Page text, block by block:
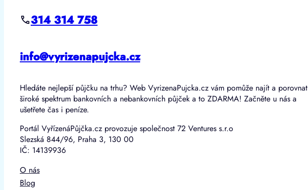
314 314 758
info@vyrizenapujcka.cz
Hledáte nejlepší půjčku na trhu? Web VyrizenaPujcka.cz vám pomůže najít a porovnat
široké spektrum bankovních a nebankovních půjček a to ZDARMA! Začněte u nás a
ušetřete čas i peníze.
Portál VyřízenáPůjčka.cz provozuje společnost 72 Ventures s.r.o
Slezská 844/96, Praha 3, 130 00
IČ: 14139936
O nás
Blog